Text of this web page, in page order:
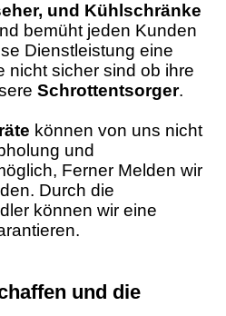
und Kühlschränke
bemüht jeden Kunden
Dienstleistung eine
nicht sicher sind ob ihre
Schrottentsorger.
können von uns nicht
und
Ferner Melden wir
Durch die
können wir eine
und die